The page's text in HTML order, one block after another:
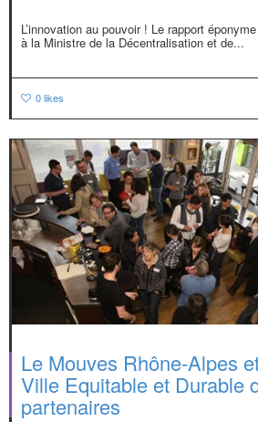
L’innovation au pouvoir ! Le rapport
à la Ministre de la Décentralisation et de...
0likes
Le Mouves Rhône-Alpes
Ville Equitable et Durable
partenaires